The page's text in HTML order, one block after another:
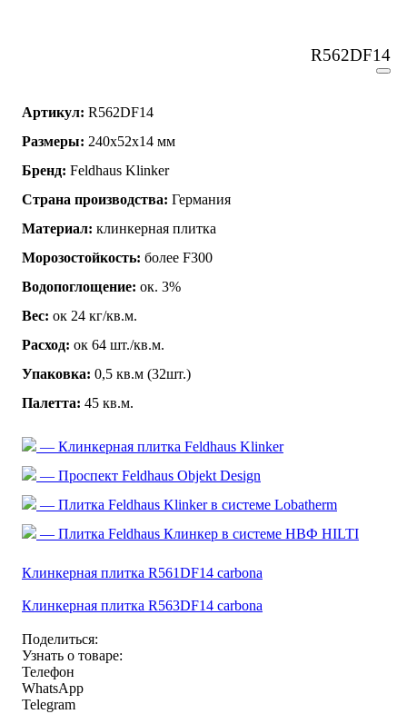
R562DF14
Артикул: R562DF14
Размеры: 240x52x14 мм
Бренд: Feldhaus Klinker
Страна производства: Германия
Материал: клинкерная плитка
Морозостойкость: более F300
Водопоглощение: ок. 3%
Вес: ок 24 кг/кв.м.
Расход: ок 64 шт./кв.м.
Упаковка: 0,5 кв.м (32шт.)
Палетта: 45 кв.м.
— Клинкерная плитка Feldhaus Klinker
— Проспект Feldhaus Objekt Design
— Плитка Feldhaus Klinker в системе Lobatherm
— Плитка Feldhaus Клинкер в системе НВФ HILTI
Клинкерная плитка R561DF14 carbona
Клинкерная плитка R563DF14 carbona
Поделиться:
Узнать о товаре:
Телефон
WhatsApp
Telegram